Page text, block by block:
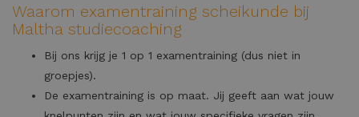
Waarom examentraining scheikunde bij
Maltha studiecoaching
Bij ons krijg je 1 op 1 examentraining (dus niet in
groepjes).
De examentraining is op maat. Jij geeft aan wat jouw